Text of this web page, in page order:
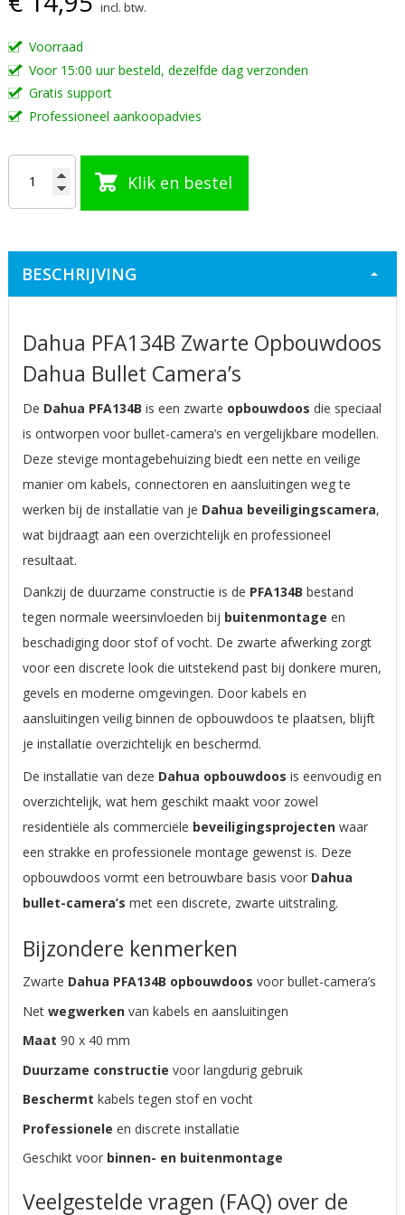
de
afbeeldingen-
gallerij
incl. btw.
Voorraad
Voor 15:00 uur besteld, dezelfde dag verzonden
Gratis support
Professioneel aankoopadvies
Klik en bestel
BESCHRIJVING
Dahua PFA134B Zwarte Opbouwdoos
Dahua Bullet Camera’s
De Dahua PFA134B is een zwarte opbouwdoos die speciaal
is ontworpen voor bullet-camera’s en vergelijkbare modellen.
Deze stevige montagebehuizing biedt een nette en veilige
manier om kabels, connectoren en aansluitingen weg te
werken bij de installatie van je Dahua beveiligingscamera,
wat bijdraagt aan een overzichtelijk en professioneel
resultaat.
Dankzij de duurzame constructie is de PFA134B bestand
tegen normale weersinvloeden bij buitenmontage en
beschadiging door stof of vocht. De zwarte afwerking zorgt
voor een discrete look die uitstekend past bij donkere muren,
gevels en moderne omgevingen. Door kabels en
aansluitingen veilig binnen de opbouwdoos te plaatsen, blijft
je installatie overzichtelijk en beschermd.
De installatie van deze Dahua opbouwdoos is eenvoudig en
overzichtelijk, wat hem geschikt maakt voor zowel
residentiële als commerciële beveiligingsprojecten waar
een strakke en professionele montage gewenst is. Deze
opbouwdoos vormt een betrouwbare basis voor Dahua
bullet-camera’s met een discrete, zwarte uitstraling.
Bijzondere kenmerken
Zwarte Dahua PFA134B opbouwdoos voor bullet-camera’s
Net wegwerken van kabels en aansluitingen
Maat 90 x 40 mm
Duurzame constructie voor langdurig gebruik
Beschermt kabels tegen stof en vocht
Professionele en discrete installatie
Geschikt voor binnen- en buitenmontage
Veelgestelde vragen (FAQ) over de